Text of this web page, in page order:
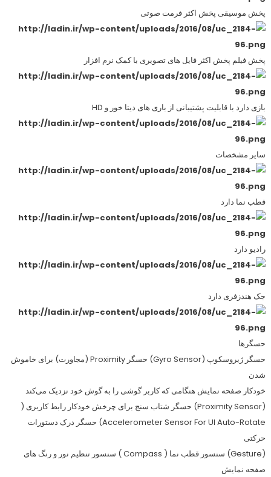
پخش موسیقی پخش اکثر فرمت صوتی
پخش فیلم پخش اکثر فایل های تصویری با کمک نرم افزار
بازی دارد با قابلیت پشتیبانی از باری های دیتا خور و HD
سایر مشخصات
قطب نما دارد
رادیو دارد
جک هندزفری دارد
حسگرها
حسگر ژیروسکوپ (Gyro Sensor) حسگر Proximity (مجاورت) برای خاموش
شدن
خودکار صفحه نمایش هنگامی که کاربر گوشی را به گوش خود نزدیک می‌کند
(Proximity Sensor) حسگر شتاب سنج برای چرخش خودکار رابط کاربری (
Accelerometer Sensor For UI Auto-Rotate) حسگر درک دستورات
حرکتی
(Gesture) سنسور قطب نما ( Compass ) سنسور تنظیم نور و رنگ های
صفحه نمایش